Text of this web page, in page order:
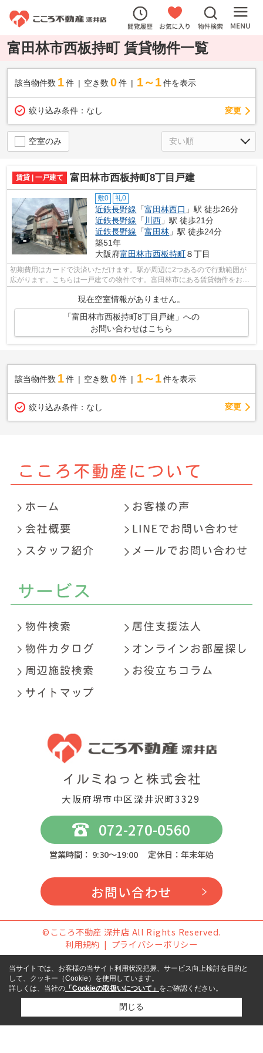
富田林市西板持町 賃貸物件一覧
該当物件数 1件 空き数 0 件 1～1 件を表示
絞り込み条件： なし 変更
空室のみ
賃貸 | 一戸建て 富田林市西板持町8丁目戸建
敷0 礼0
近鉄長野線 「富田林西口 」駅 徒歩26分
近鉄長野線 「 川西 」駅 徒歩21分
近鉄長野線 「富田林 」駅 徒歩24分
築51年
大阪府富田林市西板持町８丁目
初期費用はカードで決済いただけます。駅が周辺に2つあるので行動範囲が
広がります。こちらは一戸建ての物件です。富田林市にある賃貸物件をお探
しならこころ不動産 深井店にお任せ下...
現在空室情報がありません。
「富田林市西板持町8丁目戸建」への
お問い合わせはこちら
該当物件数 1件 空き数 0 件 1～1 件を表示
絞り込み条件： なし 変更
大阪府堺市中区深井沢町3329
072-270-0560
営業時間： 9:30～19:00 定休日：年末年始
お問い合わせ
©こころ不動産 深井店 All Rights Reserved.
利用規約
プライバシーポリシー
当サイトでは、お客様の当サイト利用状況把握、サービス向上検討を目的と
して、クッキー（Cookie）を使用しています。
詳しくは、当社の 「Cookieの取扱いについて」 をご確認ください。
閉じる